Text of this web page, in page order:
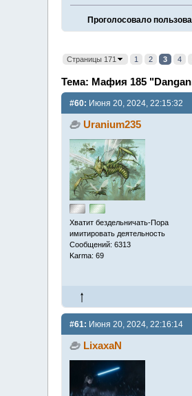
Проголосовало
Страницы 171 1 2 3 4
Тема: Мафия 185
#60: Июня 20, 2024, 22:15:32
Uranium235
Хватит бездельничать-Пора
имитировать деятельность
Сообщений: 6313
Karma: 69
#61: Июня 20, 2024, 22:16:14
LixaxaN